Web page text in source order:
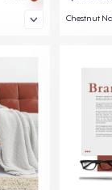
Chestnut